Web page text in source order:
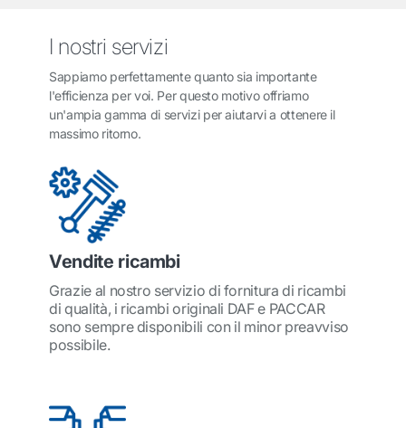
I nostri servizi
Sappiamo perfettamente quanto sia importante
l'efficienza per voi. Per questo motivo offriamo
un'ampia gamma di servizi per aiutarvi a ottenere il
massimo ritorno.
Vendite ricambi
Grazie al nostro servizio di fornitura di ricambi
di qualità, i ricambi originali DAF e PACCAR
sono sempre disponibili con il minor preavviso
possibile.